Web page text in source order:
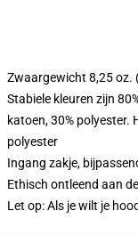
Zwaargewicht 8,25 oz.
Stabiele kleuren zijn
katoen, 30% polyester.
polyester
Ingang zakje,
Ethisch ontleend aan
Let op: Als je wilt je